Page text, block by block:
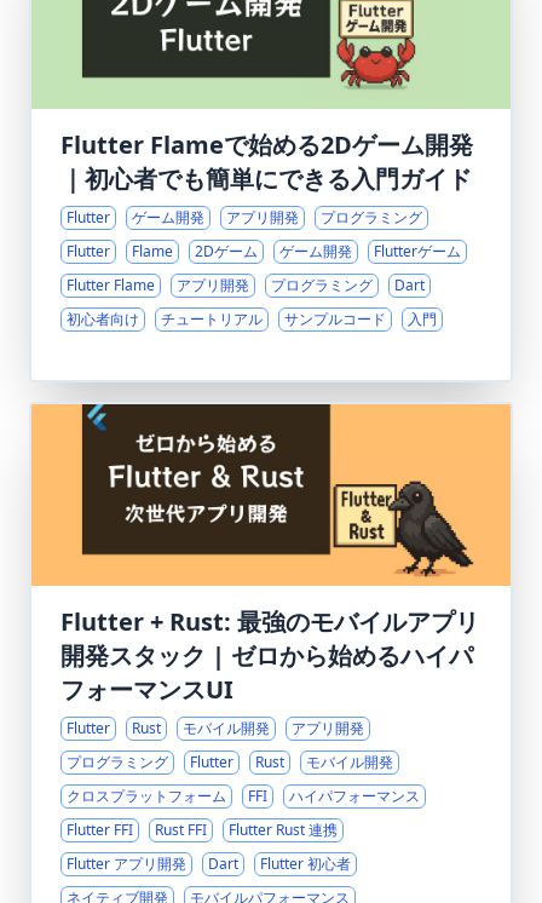
Flutter Flameで始める2Dゲーム開発
｜初心者でも簡単にできる入門ガイド
Flutter ゲーム開発 アプリ開発
プログラミング
Flutter
Flame 2Dゲーム ゲーム開発
Flutterゲーム
Flutter Flame
アプリ開発 プログラミング
Dart
初心者向け
チュートリアル サンプルコード 入門
Flutter + Rust: 最強のモバイルアプリ
開発スタック | ゼロから始めるハイパ
フォーマンスUI
Flutter Rust モバイル開発
アプリ開発
プログラミング
Flutter Rust
モバイル開発
クロスプラットフォーム
FFI
ハイパフォーマンス
Flutter FFI
Rust FFI
Flutter Rust 連携
Flutter アプリ開発
Dart
Flutter 初心者
ネイティブ開発
モバイルパフォーマンス